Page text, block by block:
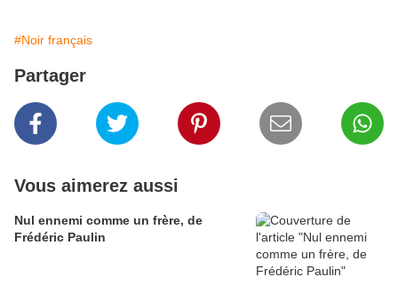
#Noir français
Partager
Vous aimerez aussi
Nul ennemi comme un frère, de
Frédéric Paulin